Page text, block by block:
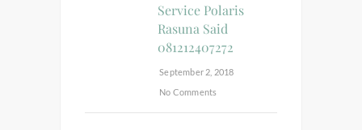
Service Polaris
Rasuna Said
081212407272
September 2, 2018
No Comments